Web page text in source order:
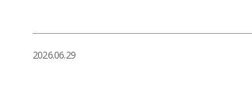
2026.06.29